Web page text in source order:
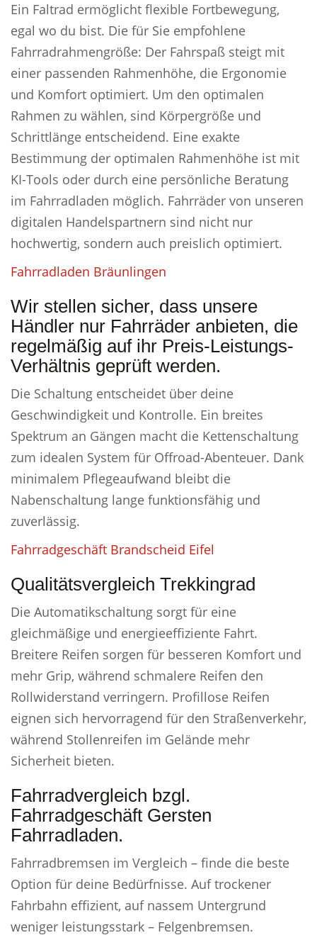
Ein Faltrad ermöglicht flexible Fortbewegung,
egal wo du bist. Die für Sie empfohlene
Fahrradrahmengröße: Der Fahrspaß steigt mit
einer passenden Rahmenhöhe, die Ergonomie
und Komfort optimiert. Um den optimalen
Rahmen zu wählen, sind Körpergröße und
Schrittlänge entscheidend. Eine exakte
Bestimmung der optimalen Rahmenhöhe ist mit
KI-Tools oder durch eine persönliche Beratung
im Fahrradladen möglich. Fahrräder von unseren
digitalen Handelspartnern sind nicht nur
hochwertig, sondern auch preislich optimiert.
Fahrradladen Bräunlingen
Wir stellen sicher, dass unsere
Händler nur Fahrräder anbieten, die
regelmäßig auf ihr Preis-Leistungs-
Verhältnis geprüft werden.
Die Schaltung entscheidet über deine
Geschwindigkeit und Kontrolle. Ein breites
Spektrum an Gängen macht die Kettenschaltung
zum idealen System für Offroad-Abenteuer. Dank
minimalem Pflegeaufwand bleibt die
Nabenschaltung lange funktionsfähig und
zuverlässig.
Fahrradgeschäft Brandscheid Eifel
Qualitätsvergleich Trekkingrad
Die Automatikschaltung sorgt für eine
gleichmäßige und energieeffiziente Fahrt.
Breitere Reifen sorgen für besseren Komfort und
mehr Grip, während schmalere Reifen den
Rollwiderstand verringern. Profillose Reifen
eignen sich hervorragend für den Straßenverkehr,
während Stollenreifen im Gelände mehr
Sicherheit bieten.
Fahrradvergleich bzgl.
Fahrradgeschäft Gersten
Fahrradladen.
Fahrradbremsen im Vergleich – finde die beste
Option für deine Bedürfnisse. Auf trockener
Fahrbahn effizient, auf nassem Untergrund
weniger leistungsstark – Felgenbremsen.